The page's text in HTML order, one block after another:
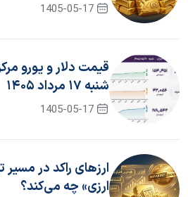
1405-05-17
قیمت دلار و یورو
شنبه ۱۷ مرداد ۱۴۰۵
1405-05-17
ارزهای راکد در مسیر
ارزی» چه می‌کند؟